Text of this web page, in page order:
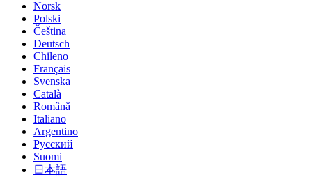
Norsk
Polski
Čeština
Deutsch
Chileno
Français
Svenska
Català
Română
Italiano
Argentino
Русский
Suomi
日本語